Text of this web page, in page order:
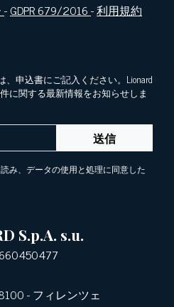
-GDPR 679/2016-利用規約
申込書にご記入ください。Lionard
に関する最新情報をお知らせしま
送信
み、データの使用と処理に同意した
S.p.A. s.u.
- フィレンツェ